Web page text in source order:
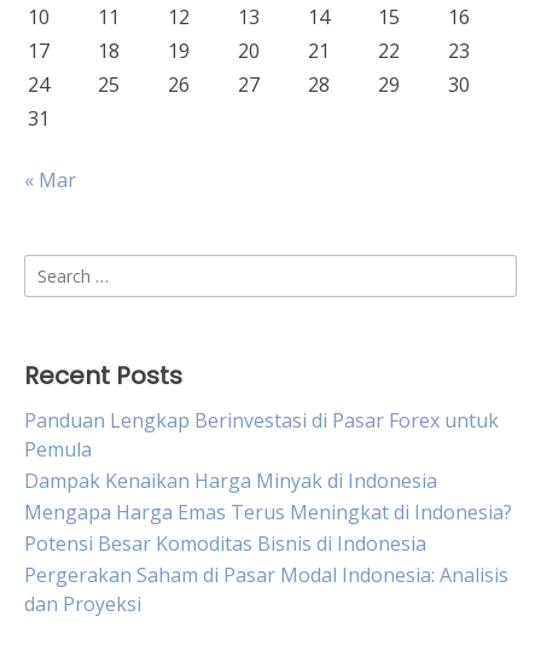
10
11 12 13 14 15
16
17
18 19 20 21 22
23
24
25 26 27 28 29
30
31
« Mar
Search
for:
Recent Posts
Panduan Lengkap Berinvestasi di Pasar Forex untuk
Pemula
Dampak Kenaikan Harga Minyak di Indonesia
Mengapa Harga Emas Terus Meningkat di Indonesia?
Potensi Besar Komoditas Bisnis di Indonesia
Pergerakan Saham di Pasar Modal Indonesia: Analisis
dan Proyeksi